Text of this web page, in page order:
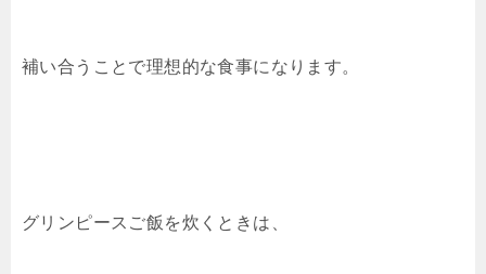
補い合うことで理想的な食事になります。
グリンピースご飯を炊くときは、